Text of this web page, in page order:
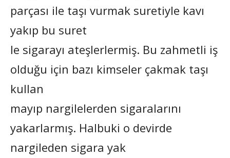
parçası ile taşı vurmak suretiyle kavı
yakıp bu suret
le sigarayı ateşlerlermiş. Bu zahmetli iş
olduğu için bazı kimseler çakmak taşı
kullan
mayıp nargilelerden sigaralarını
yakarlarmış. Halbuki o devirde
nargileden sigara yak